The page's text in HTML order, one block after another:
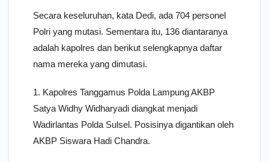
Secara keseluruhan, kata Dedi, ada 704 personel
Polri yang mutasi. Sementara itu, 136 diantaranya
adalah kapolres dan berikut selengkapnya daftar
nama mereka yang dimutasi.
1. Kapolres Tanggamus Polda Lampung AKBP
Satya Widhy Widharyadi diangkat menjadi
Wadirlantas Polda Sulsel. Posisinya digantikan oleh
AKBP Siswara Hadi Chandra.